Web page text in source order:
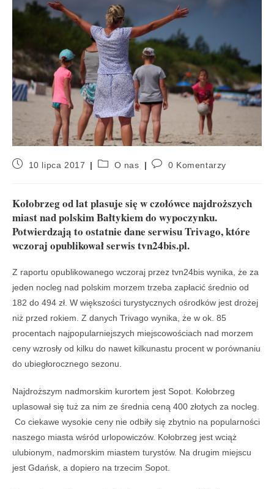
10 lipca 2017 O nas 0 Komentarzy
Kołobrzeg od lat plasuje się w czołówce najdroższych
miast nad polskim Bałtykiem do wypoczynku.
Potwierdzają to ostatnie dane serwisu Trivago, które
wczoraj opublikował serwis tvn24bis.pl.
Z raportu opublikowanego wczoraj przez tvn24bis wynika, że za
jeden nocleg nad polskim morzem trzeba zapłacić średnio od
182 do 494 zł. W większości turystycznych ośrodków jest drożej
niż przed rokiem. Z danych Trivago wynika, że w ok. 85
procentach najpopularniejszych miejscowościach nad morzem
ceny wzrosły od kilku do nawet kilkunastu procent w porównaniu
do ubiegłorocznego sezonu.
Najdroższym nadmorskim kurortem jest Sopot. Kołobrzeg
uplasował się tuż za nim ze średnia ceną 400 złotych za nocleg.
Co ciekawe wysokie ceny nie odbiły się zbytnio na popularności
naszego miasta wśród urlopowiczów. Kołobrzeg jest wciąż
ulubionym, nadmorskim miastem turystów. Na drugim miejscu
jest Gdańsk, a dopiero na trzecim Sopot.